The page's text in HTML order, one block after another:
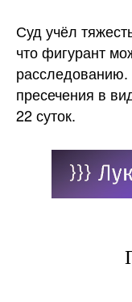
Суд учёл
что фигурант
расследованию.
пресечения в
22 суток.